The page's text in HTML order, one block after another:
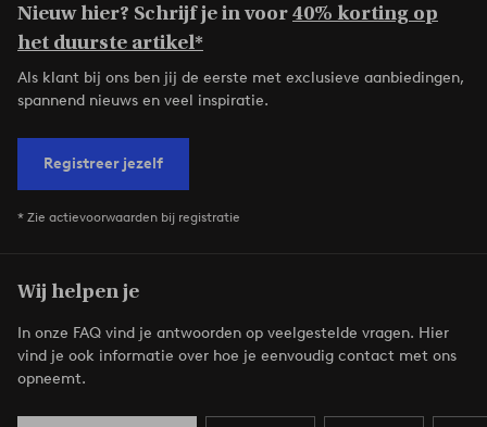
Nieuw hier? Schrijf je in voor40% korting op
het duurste artikel*
Als klant bij ons ben jij de eerste met exclusieve aanbiedingen,
spannend nieuws en veel inspiratie.
Registreer jezelf
* Zie actievoorwaarden bij registratie
Wij helpen je
In onze FAQ vind je antwoorden op veelgestelde vragen. Hier
vind je ook informatie over hoe je eenvoudig contact met ons
opneemt.